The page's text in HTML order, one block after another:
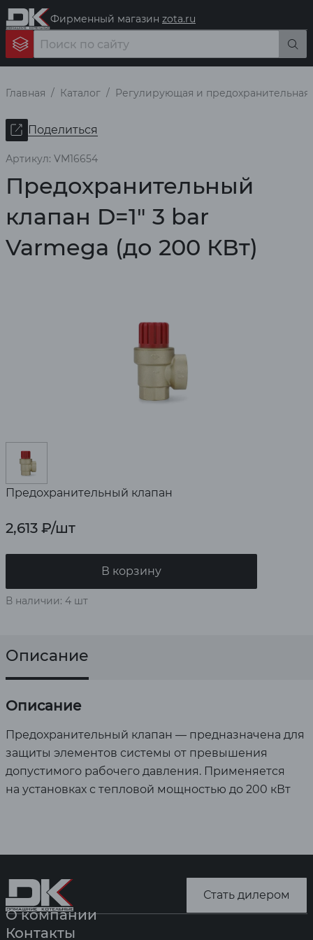
Фирменный магазин zota.ru
Главная Каталог Регулирующая и предохранительная
Поделиться
Артикул: VM16654
Предохранительный
клапан D=1" 3 bar
Varmega (до 200 КВт)
Предохранительный клапан
2,613 ₽/шт
В корзину
В наличии: 4 шт
Описание
Описание
Предохранительный клапан — предназначена для
защиты элементов системы от превышения
допустимого рабочего давления. Применяется
на установках с тепловой мощностью до 200 кВт
Стать дилером
О компании
Контакты